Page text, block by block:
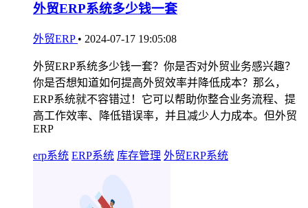
外贸ERP系统多少钱一套
外贸ERP • 2024-07-17 19:05:08
外贸ERP系统多少钱一套？你是否对外贸业务感兴趣？
你是否想知道如何提高外贸效率并降低成本？那么，
ERP系统就不容错过！它可以帮助你整合业务流程、提
高工作效率、降低错误率，并且减少人力成本。但外贸
ERP
erp系统 ERP系统 库存管理 外贸ERP系统